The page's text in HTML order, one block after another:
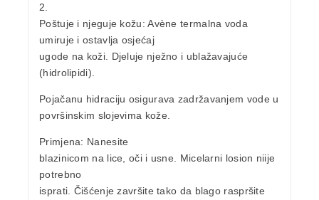
2.
Poštuje i njeguje kožu: Avène termalna voda
umiruje i ostavlja osjećaj
ugode na koži. Djeluje nježno i ublažavajuće
(hidrolipidi).
Pojačanu hidraciju osigurava zadržavanjem vode u
površinskim slojevima kože.
Primjena: Nanesite
blazinicom na lice, oči i usne. Micelarni losion niije
potrebno
isprati. Čišćenje završite tako da blago raspršite